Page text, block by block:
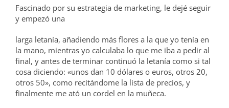
Fascinado por su estrategia de marketing, le dejé seguir
y empezó una
larga letanía, añadiendo más flores a la que yo tenía en
la mano, mientras yo calculaba lo que me iba a pedir al
final, y antes de terminar continuó la letanía como si tal
cosa diciendo: «unos dan 10 dólares o euros, otros 20,
otros 50», como recitándome la lista de precios, y
finalmente me ató un cordel en la muñeca.